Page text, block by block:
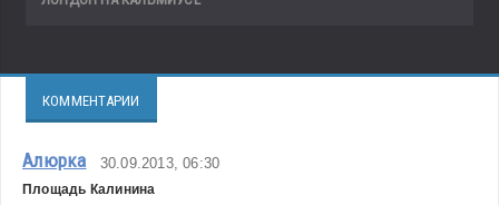
КОММЕНТАРИИ
Алюрка 30.09.2013, 06:30
Площадь Калинина